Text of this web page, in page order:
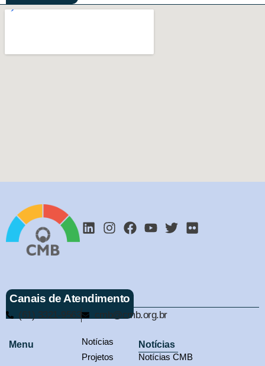
Canais de Atendimento
(61) 3321-9563 cmb@cmb.org.br
Menu
Notícias
Projetos
Notícias
Notícias CMB